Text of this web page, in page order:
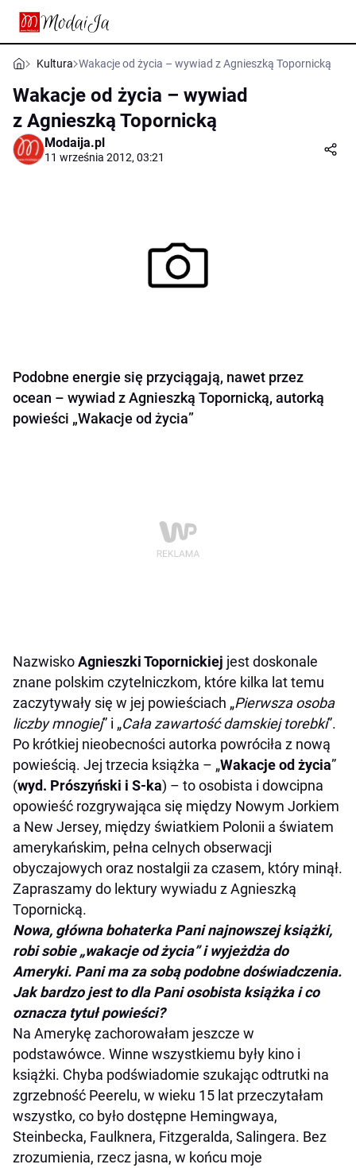
Kultura Wakacje od życia – wywiad z Agnieszką Topornicką
Wakacje od życia – wywiad
z Agnieszką Topornicką
Modaija.pl
11 września 2012, 03:21
Podobne energie się przyciągają, nawet przez
ocean – wywiad z Agnieszką Topornicką, autorką
powieści „Wakacje od życia”
NazwiskoAgnieszki Topornickiej jest doskonale
znane polskim czytelniczkom, które kilka lat temu
zaczytywały się w jej powieściach „Pierwsza osoba
liczby mnogiej” i „Cała zawartość damskiej torebki”.
Po krótkiej nieobecności autorka powróciła z nową
powieścią. Jej trzecia książka – „Wakacje od życia”
(wyd. Prószyński i S-ka) – to osobista i dowcipna
opowieść rozgrywająca się między Nowym Jorkiem
a New Jersey, między światkiem Polonii a światem
amerykańskim, pełna celnych obserwacji
obyczajowych oraz nostalgii za czasem, który minął.
Zapraszamy do lektury wywiadu z Agnieszką
Topornicką.
Nowa, główna bohaterka Pani najnowszej książki,
robi sobie „wakacje od życia” i wyjeżdża do
Ameryki. Pani ma za sobą podobne doświadczenia.
Jak bardzo jest to dla Pani osobista książka i co
oznacza tytuł powieści?
Na Amerykę zachorowałam jeszcze w
podstawówce. Winne wszystkiemu były kino i
książki. Chyba podświadomie szukając odtrutki na
zgrzebność Peerelu, w wieku 15 lat przeczytałam
wszystko, co było dostępne Hemingwaya,
Steinbecka, Faulknera, Fitzgeralda, Salingera. Bez
zrozumienia, rzecz jasna, w końcu moje